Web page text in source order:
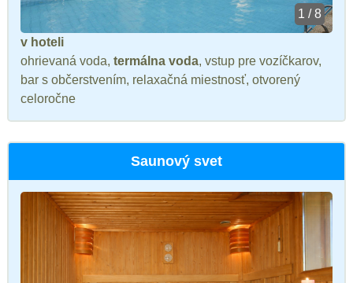
1 / 8
v hoteli
ohrievaná voda, termálna voda, vstup pre vozíčkarov,
bar s občerstvením, relaxačná miestnosť, otvorený
celoročne
Saunový svet